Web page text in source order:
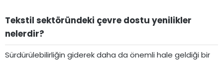
Tekstil sektöründeki çevre dostu yenilikler
nelerdir?​
Sürdürülebilirliğin giderek daha da önemli hale geldiği bir